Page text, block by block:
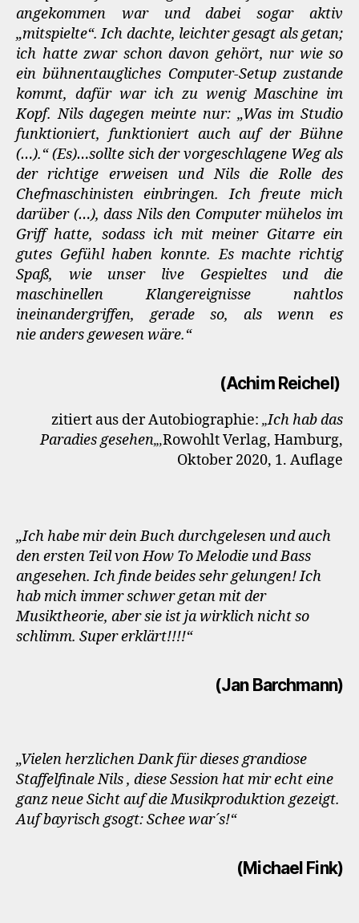
angekommen war und dabei sogar aktiv
„mitspielte“. Ich dachte, leichter gesagt als getan;
ich hatte zwar schon davon gehört, nur wie so
ein bühnentaugliches Computer-Setup zustande
kommt, dafür war ich zu wenig Maschine im
Kopf. Nils dagegen meinte nur: „Was im Studio
funktioniert, funktioniert auch auf der Bühne
(…).“ (Es)…sollte sich der vorgeschlagene Weg als
der richtige erweisen und Nils die Rolle des
Chefmaschinisten einbringen. Ich freute mich
darüber (…), dass Nils den Computer mühelos im
Griff hatte, sodass ich mit meiner Gitarre ein
gutes Gefühl haben konnte. Es machte richtig
Spaß, wie unser live Gespieltes und die
maschinellen Klangereignisse nahtlos
ineinandergriffen, gerade so, als wenn es
nie anders gewesen wäre.“
(Achim Reichel)
zitiert aus der Autobiographie: „Ich hab das
Paradies gesehen„,Rowohlt Verlag, Hamburg,
Oktober 2020, 1. Auflage
„Ich habe mir dein Buch durchgelesen und auch
den ersten Teil von How To Melodie und Bass
angesehen.Ich finde beides sehr gelungen! Ich
hab mich immer schwer getan mit der
Musiktheorie, aber sie ist ja wirklich nicht so
schlimm. Super erklärt!!!!“
(Jan Barchmann)
„Vielen herzlichen Dank für dieses grandiose
Staffelfinale Nils , diese Session hat mir echt eine
ganz neue Sicht auf die Musikproduktion gezeigt.
Auf bayrisch gsogt: Schee war´s!“
(Michael Fink)